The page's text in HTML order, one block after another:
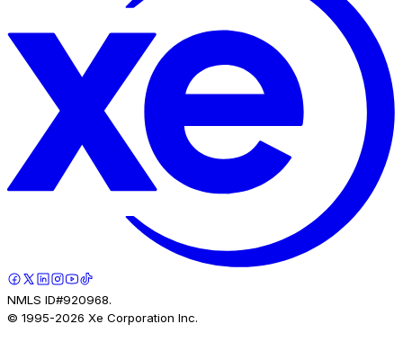
NMLS ID#920968.
© 1995-2026 Xe Corporation Inc.